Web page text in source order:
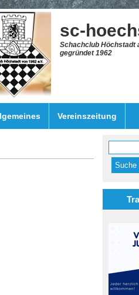
sc-
Schachclub Höchstadt
gegründet 1962
Vereinszeitung